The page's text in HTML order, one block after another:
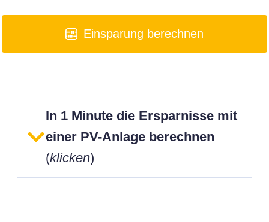
Einsparung berechnen
In 1 Minute die Ersparnisse mit
einer PV-Anlage berechnen
(klicken)